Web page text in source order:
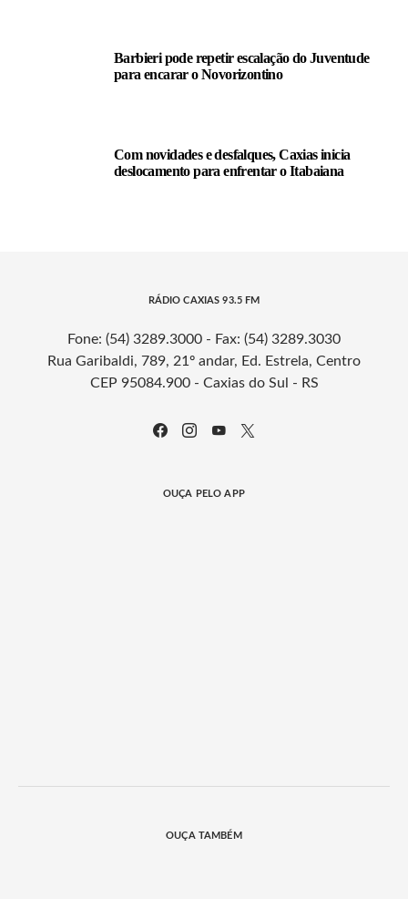
Barbieri pode repetir escalação do Juventude
para encarar o Novorizontino
Com novidades e desfalques, Caxias inicia
deslocamento para enfrentar o Itabaiana
RÁDIO CAXIAS 93.5 FM
Fone: (54) 3289.3000 - Fax: (54) 3289.3030
Rua Garibaldi, 789, 21º andar, Ed. Estrela, Centro
CEP 95084.900 - Caxias do Sul - RS
OUÇA PELO APP
OUÇA TAMBÉM